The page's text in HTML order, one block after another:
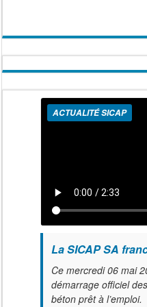
ACTUALITÉ SICAP
La SICAP SA
Ce mercredi 06 mai
démarrage officiel
béton prêt à l’emploi.